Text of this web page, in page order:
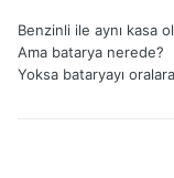
Benzinli ile aynı kasa
Ama batarya nerede?
Yoksa bataryayı